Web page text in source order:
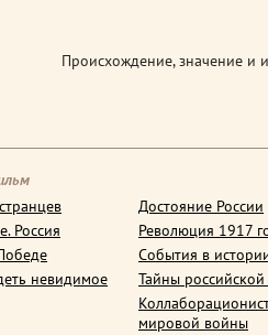
Происхождение, значение и
Россия
невидимое
Достояние России
Революция 1917
События в
Тайны
мировой войны